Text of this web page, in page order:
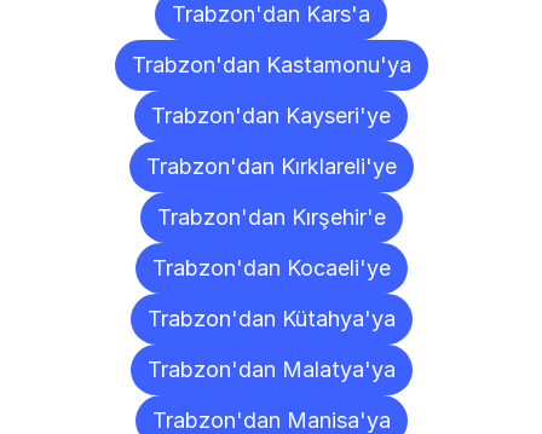
Trabzon'dan Kars'a
Trabzon'dan Kastamonu'ya
Trabzon'dan Kayseri'ye
Trabzon'dan Kırklareli'ye
Trabzon'dan Kırşehir'e
Trabzon'dan Kocaeli'ye
Trabzon'dan Kütahya'ya
Trabzon'dan Malatya'ya
Trabzon'dan Manisa'ya